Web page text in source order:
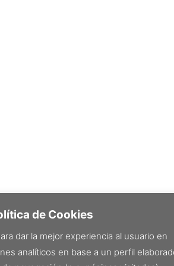
de Cookies
dar la mejor experiencia al usuario en
analíticos en base a un perfil